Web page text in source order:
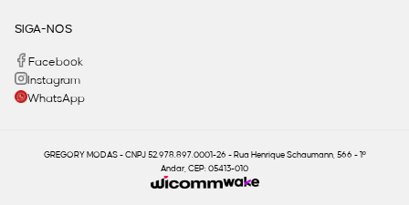
SIGA-NOS
Facebook
Instagram
WhatsApp
GREGORY MODAS - CNPJ 52.978.897.0001-26 - Rua Henrique Schaumann, 566 - 1º
Andar, CEP: 05413-010